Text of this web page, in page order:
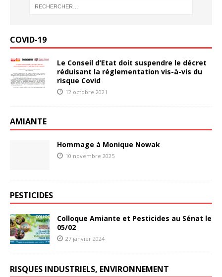
COVID-19
Le Conseil d’Etat doit suspendre le décret
réduisant la réglementation vis-à-vis du
risque Covid
12 octobre 2021
AMIANTE
Hommage à Monique Nowak
10 novembre 2025
PESTICIDES
Colloque Amiante et Pesticides au Sénat le
05/02
27 janvier 2024
RISQUES INDUSTRIELS, ENVIRONNEMENT